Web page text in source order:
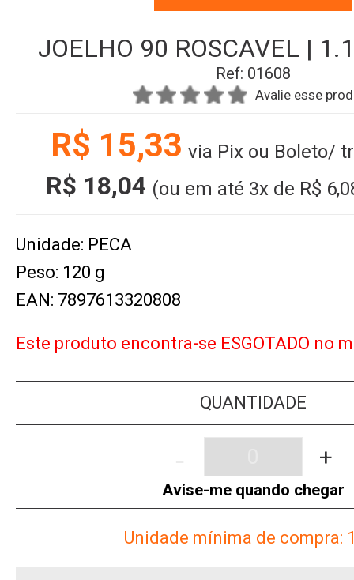
JOELHO 90 ROSCAVEL |
Ref: 01608
Avalie esse
R$ 15,33 via Pix ou Boleto/
R$ 18,04 (ou em até 3x de R$
Unidade: PECA
Peso: 120 g
EAN: 7897613320808
Este produto encontra-se ESGOTADO no
QUANTIDADE
+
Avise-me quando chegar
Unidade mínima de compra: